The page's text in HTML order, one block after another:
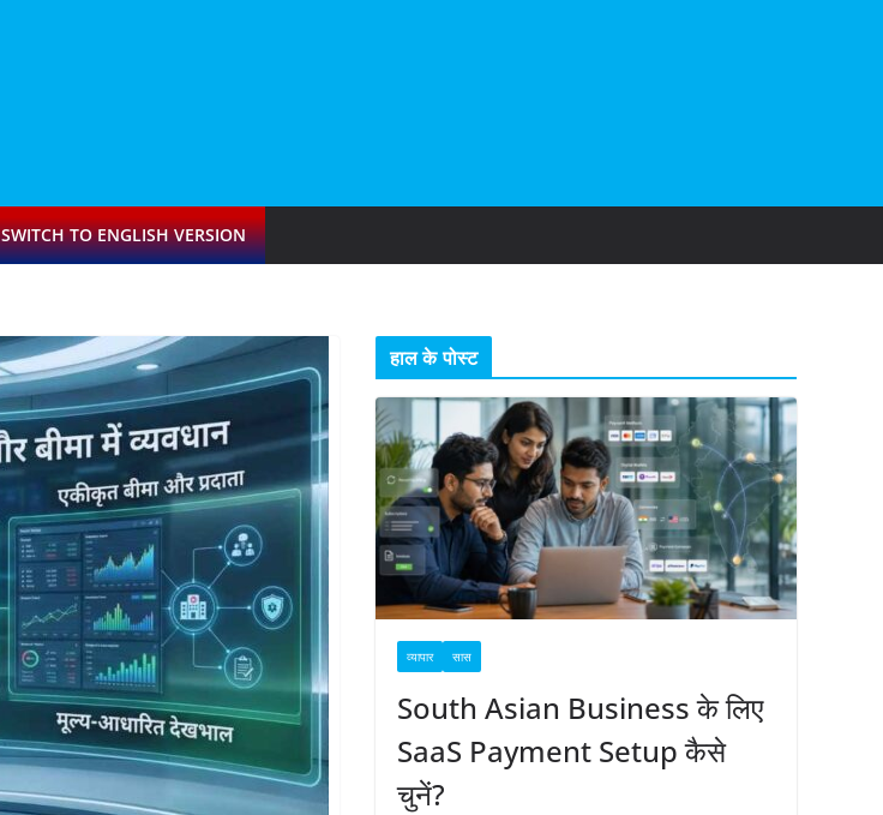
SWITCH TO ENGLISH VERSION
हाल के पोस्ट
व्यापार सास
South Asian Business के लिए
SaaS Payment Setup कैसे
चुनें?